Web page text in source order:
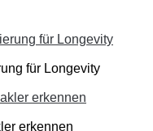
für Longevity
erkennen